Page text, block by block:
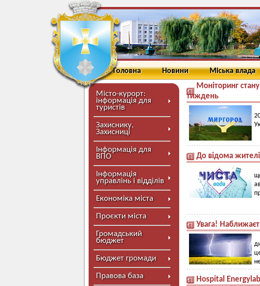
Головна Новини Міська влада
Місто-курорт:
інформація для
туристів
Захиснику,
Захисниці
Інформація для
ВПО
Інформація
управлінь і відділів
Економіка міста
Проєкти міста
Громадський
бюджет
Бюджет громади
Правова база
Моніторинг
тиждень
До відома
Увага!
Hospital